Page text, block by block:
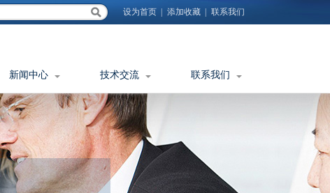
设为首页| 添加收藏| 联系我们
新闻中心 技术交流 联系我们